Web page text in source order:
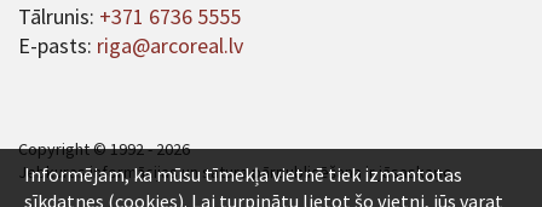
Tālrunis: +371 6736 5555
E-pasts: riga@arcoreal.lv
Copyright © 1992 - 2026
Jebkuras informācijas un satura pārpublicēšana ir jāsaskaņo.
Informējam, ka mūsu tīmekļa vietnē tiek izmantotas
sīkdatnes (cookies). Lai turpinātu lietot šo vietni, jūs varat